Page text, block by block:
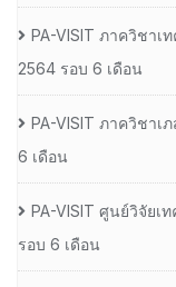
PA-VISIT ภาควิชา
2564 รอบ 6 เดือน
PA-VISIT ภาควิชาเ
6 เดือน
PA-VISIT ศูนย์วิจัยเ
รอบ 6 เดือน